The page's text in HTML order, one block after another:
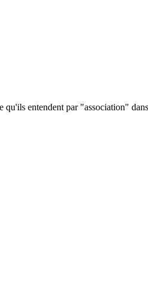
qu'ils entendent par "association"